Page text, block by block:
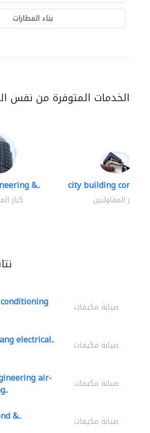
بناء المطارات
الخدمات المتوفرة من نفس
&..
كبار
city building
كبار المقاوليين
صيانة مكيفات
electrical.. صيانة مكيفات
air- صيانة مكيفات
&.. صيانة مكيفات